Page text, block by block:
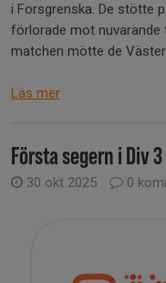
i Forsgrenska. De stötte
förlorade mot nuvarande
matchen mötte de
Läs mer
Första segern i Div 3
30 okt 2025 0